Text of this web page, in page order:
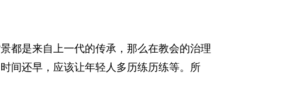
都是来自上一代的传承，那么在教会的治理
间还早，应该让年轻人多历练历练等。所